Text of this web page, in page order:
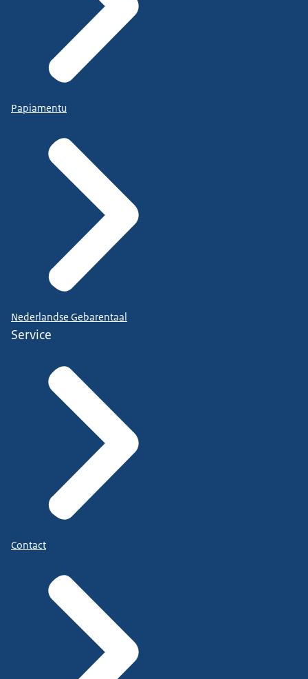
Papiamentu
Nederlandse Gebarentaal
Service
Contact